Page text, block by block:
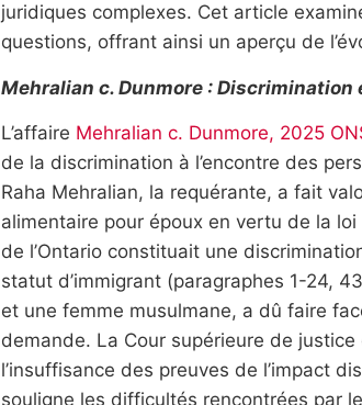
juridiques complexes. Cet article
questions, offrant ainsi un aperçu de
Mehralian c. Dunmore : Discrimination
L’affaire Mehralian c. Dunmore, 2025
de la discrimination à l’encontre des
Raha Mehralian, la requérante, a fait
alimentaire pour époux en vertu de la
de l’Ontario constituait une
statut d’immigrant (paragraphes 1-24,
et une femme musulmane, a dû faire
demande. La Cour supérieure de
l’insuffisance des preuves de l’impact
souligne les difficultés rencontrées par